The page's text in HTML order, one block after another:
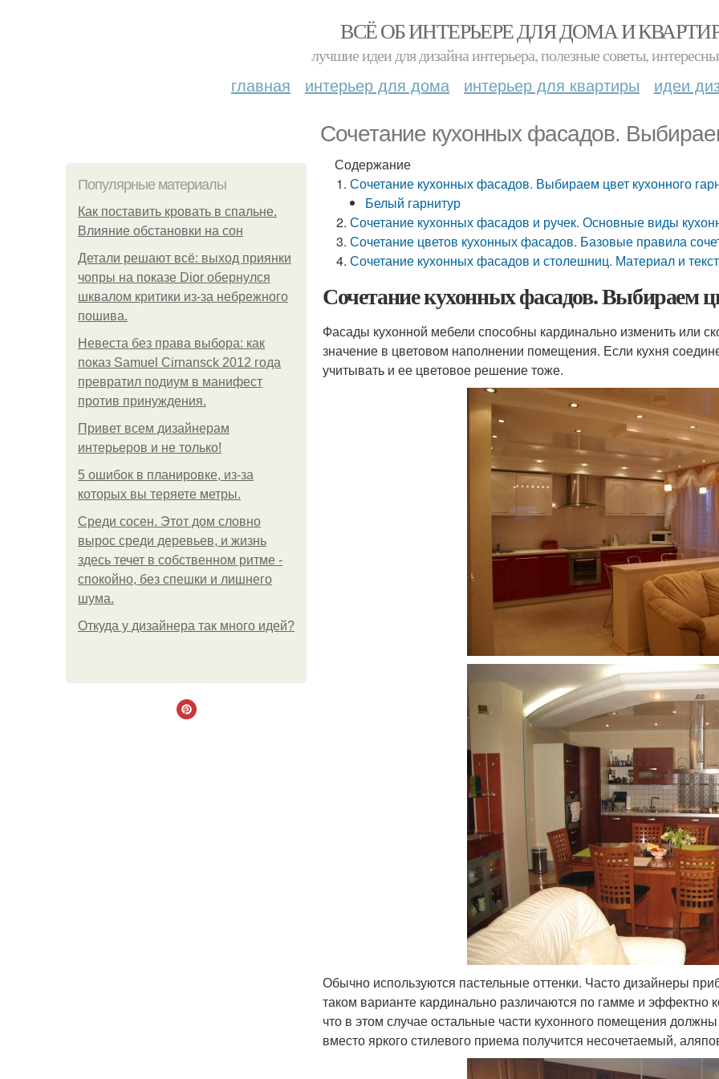
ВСЁ ОБ ИНТЕРЬЕРЕ ДЛЯ ДОМА И
лучшие идеи для дизайна интерьера, полезные советы,
главная интерьер для дома интерьер для квартиры идеи
Сочетание кухонных фасадов.
Популярные материалы
Как поставить кровать в спальне.
Влияние обстановки на сон
Детали решают всё: выход приянки
чопры на показе Dior обернулся
шквалом критики из-за небрежного
пошива.
Невеста без права выбора: как
показ Samuel Cirnansck 2012 года
превратил подиум в манифест
против принуждения.
Привет всем дизайнерам
интерьеров и не только!
5 ошибок в планировке, из-за
которых вы теряете метры.
Среди сосен. Этот дом словно
вырос среди деревьев, и жизнь
здесь течет в собственном ритме -
спокойно, без спешки и лишнего
шума.
Откуда у дизайнера так много идей?
Содержание
Сочетание кухонных фасадов. Выбираем цвет кухонного
Белый гарнитур
Сочетание кухонных фасадов и ручек. Основные виды
Сочетание цветов кухонных фасадов. Базовые правила
Сочетание кухонных фасадов и столешниц. Материал и
Сочетание кухонных фасадов. Выбираем
Фасады кухонной мебели способны кардинально изменить или
значение в цветовом наполнении помещения. Если кухня
учитывать и ее цветовое решение тоже.
Обычно используются пастельные оттенки. Часто дизайнеры
таком варианте кардинально различаются по гамме и эффектно
что в этом случае остальные части кухонного помещения
вместо яркого стилевого приема получится несочетаемый,